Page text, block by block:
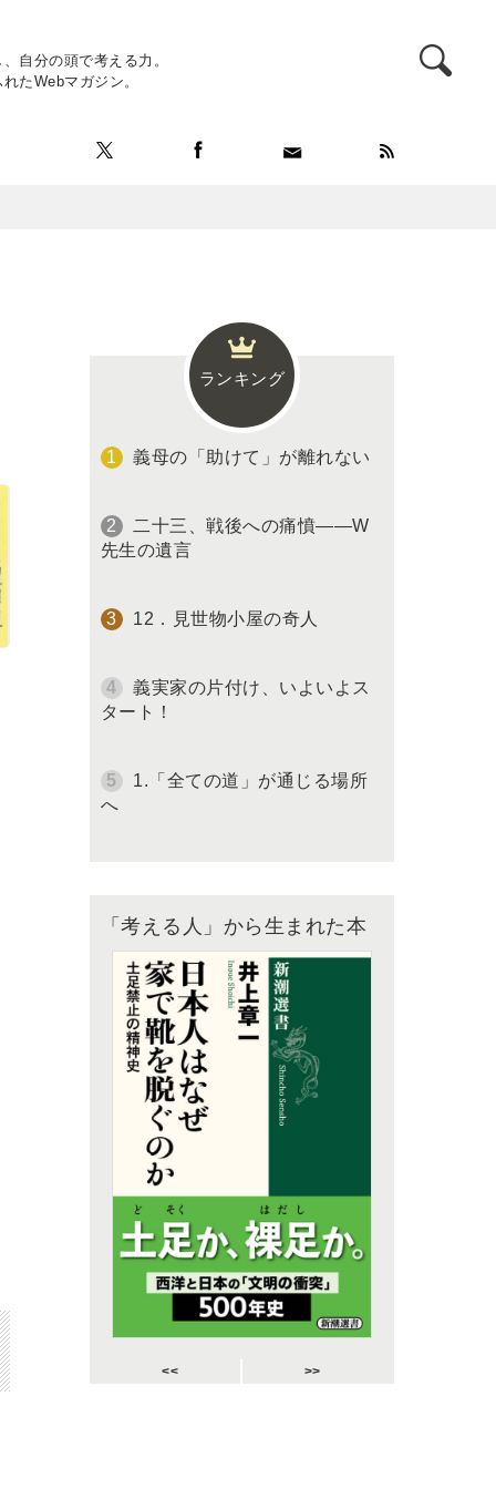
自分の頭で考える力。
たWebマガジン。
ランキング
義母の「助けて」が離れない
二十三、戦後への痛憤――W
先生の遺言
12．見世物小屋の奇人
義実家の片付け、いよいよス
タート！
1.「全ての道」が通じる場所
へ
「考える人」から生まれた本
<< >>